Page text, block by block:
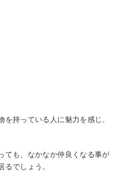
持っている人に魅力を感じ、
ても、なかなか仲良くなる事が
るでしょう。